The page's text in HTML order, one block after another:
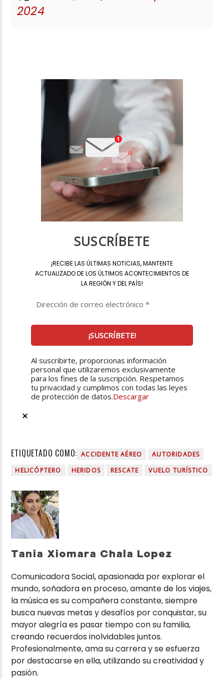
2024
SUSCRÍBETE
¡RECIBE LAS ÚLTIMAS NOTICIAS, MANTENTE
ACTUALIZADO DE LOS ÚLTIMOS ACONTECIMIENTOS DE
LA REGIÓN Y DEL PAÍS!
Al suscribirte, proporcionas información
personal que utilizaremos exclusivamente
para los fines de la suscripción. Respetamos
tu privacidad y cumplimos con todas las leyes
de protección de datos.Descargar
ETIQUETADO COMO: ACCIDENTE AÉREO
AUTORIDADES
HELICÓPTERO
HERIDOS RESCATE VUELO TURÍSTICO
Tania Xiomara Chala Lopez
Comunicadora Social, apasionada por explorar el
mundo, soñadora en proceso, amante de los viajes,
la música es su compañera constante, siempre
busca nuevas metas y desafíos por conquistar, su
mayor alegría es pasar tiempo con su familia,
creando recuerdos inolvidables juntos.
Profesionalmente, ama su carrera y se esfuerza
por destacarse en ella, utilizando su creatividad y
pasión.